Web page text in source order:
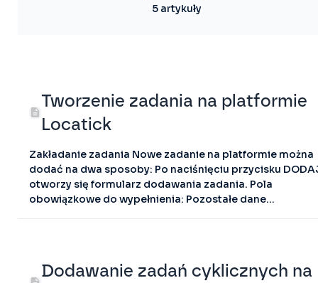
5 artykuły
Tworzenie zadania na platformie
Locatick
Zakładanie zadania Nowe zadanie na platformie można
dodać na dwa sposoby: Po naciśnięciu przycisku
otworzy się formularz dodawania zadania. Pola
obowiązkowe do wypełnienia: Pozostałe dane...
Dodawanie zadań cyklicznych na